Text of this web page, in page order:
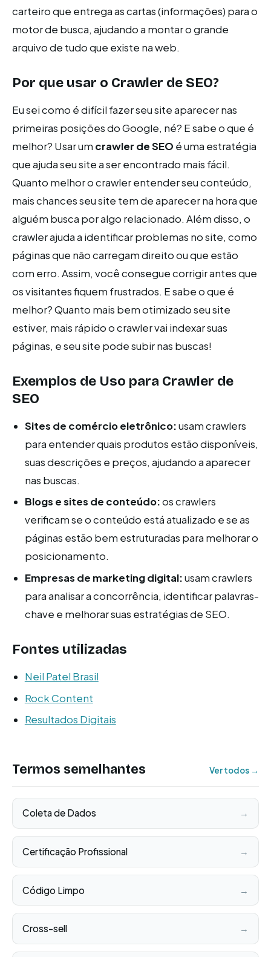
carteiro que entrega as cartas (informações) para o
motor de busca, ajudando a montar o grande
arquivo de tudo que existe na web.
Por que usar o Crawler de SEO?
Eu sei como é difícil fazer seu site aparecer nas
primeiras posições do Google, né? E sabe o que é
melhor? Usar um crawler de SEO é uma estratégia
que ajuda seu site a ser encontrado mais fácil.
Quanto melhor o crawler entender seu conteúdo,
mais chances seu site tem de aparecer na hora que
alguém busca por algo relacionado. Além disso, o
crawler ajuda a identificar problemas no site, como
páginas que não carregam direito ou que estão
com erro. Assim, você consegue corrigir antes que
os visitantes fiquem frustrados. E sabe o que é
melhor? Quanto mais bem otimizado seu site
estiver, mais rápido o crawler vai indexar suas
páginas, e seu site pode subir nas buscas!
Exemplos de Uso para Crawler de
SEO
Sites de comércio eletrônico:usam crawlers
para entender quais produtos estão disponíveis,
suas descrições e preços, ajudando a aparecer
nas buscas.
Blogs e sites de conteúdo:os crawlers
verificam se o conteúdo está atualizado e se as
páginas estão bem estruturadas para melhorar o
posicionamento.
Empresas de marketing digital:usam crawlers
para analisar a concorrência, identificar palavras-
chave e melhorar suas estratégias de SEO.
Fontes utilizadas
Neil Patel Brasil
Rock Content
Resultados Digitais
Termos semelhantes Ver todos →
Coleta de Dados →
Certificação Profissional →
Código Limpo →
Cross-sell →